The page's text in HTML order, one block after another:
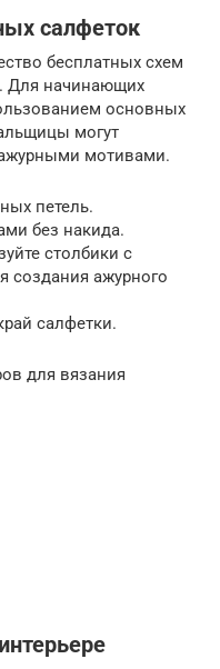
салфеток
бесплатных схем
Для начинающих
основных
могут
мотивами.
петель.
без накида.
столбики с
создания ажурного
салфетки.
для вязания